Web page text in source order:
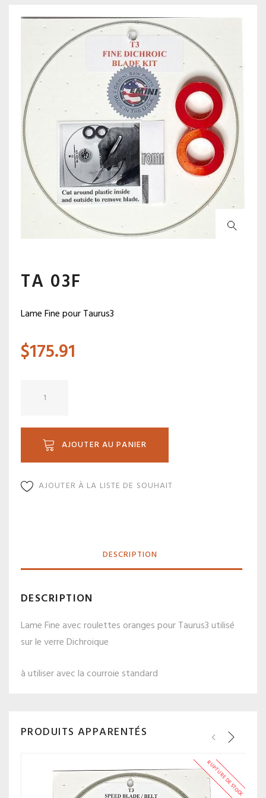
TA 03F
Lame Fine pour Taurus3
$175.91
AJOUTER AU PANIER
AJOUTER À LA LISTE DE SOUHAIT
DESCRIPTION
DESCRIPTION
Lame Fine avec roulettes oranges pour Taurus3 utilisé
sur le verre Dichroique
à utiliser avec la courroie standard
PRODUITS APPARENTÉS
RUPTURE DE STOCK